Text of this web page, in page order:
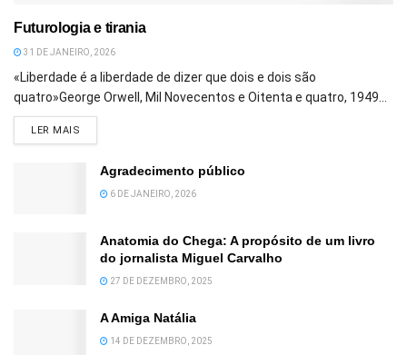
Futurologia e tirania
31 DE JANEIRO, 2026
«Liberdade é a liberdade de dizer que dois e dois são
quatro»George Orwell, Mil Novecentos e Oitenta e quatro, 1949...
LER MAIS
Agradecimento público
6 DE JANEIRO, 2026
Anatomia do Chega: A propósito de um livro
do jornalista Miguel Carvalho
27 DE DEZEMBRO, 2025
A Amiga Natália
14 DE DEZEMBRO, 2025